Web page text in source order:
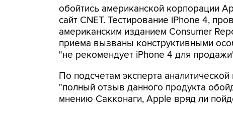
обойтись американской корпорации
сайт CNET. Тестирование iPhone 4,
американским изданием Consumer
приема вызваны конструктивными
"не рекомендует iPhone 4 для
По подсчетам эксперта
"полный отзыв данного продукта
мнению Сакконаги, Apple вряд ли